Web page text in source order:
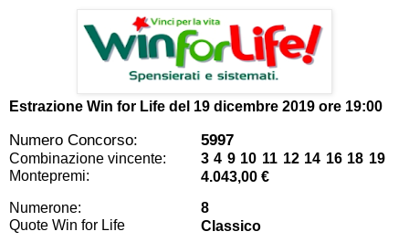
Estrazione Win for Life del 19 dicembre 2019 ore 19:00
Numero Concorso: 5997
Combinazione vincente:
3 4 9 10 11 12 14 16 18 19
Montepremi:
4.043,00 €
Numerone:
8
Quote Win for Life
Classico